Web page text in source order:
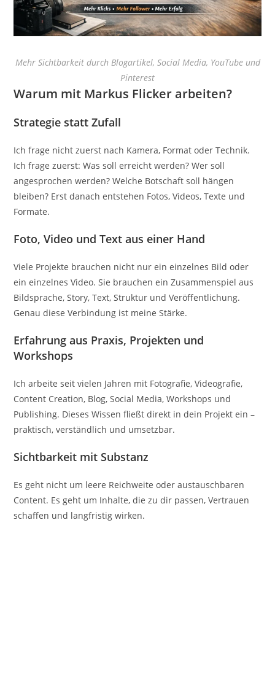
Mehr Sichtbarkeit durch Blogartikel, Social Media, YouTube und
Pinterest
Warum mit Markus Flicker arbeiten?
Strategie statt Zufall
Ich frage nicht zuerst nach Kamera, Format oder Technik.
Ich frage zuerst: Was soll erreicht werden? Wer soll
angesprochen werden? Welche Botschaft soll hängen
bleiben? Erst danach entstehen Fotos, Videos, Texte und
Formate.
Foto, Video und Text aus einer Hand
Viele Projekte brauchen nicht nur ein einzelnes Bild oder
ein einzelnes Video. Sie brauchen ein Zusammenspiel aus
Bildsprache, Story, Text, Struktur und Veröffentlichung.
Genau diese Verbindung ist meine Stärke.
Erfahrung aus Praxis, Projekten und
Workshops
Ich arbeite seit vielen Jahren mit Fotografie, Videografie,
Content Creation, Blog, Social Media, Workshops und
Publishing. Dieses Wissen fließt direkt in dein Projekt ein –
praktisch, verständlich und umsetzbar.
Sichtbarkeit mit Substanz
Es geht nicht um leere Reichweite oder austauschbaren
Content. Es geht um Inhalte, die zu dir passen, Vertrauen
schaffen und langfristig wirken.